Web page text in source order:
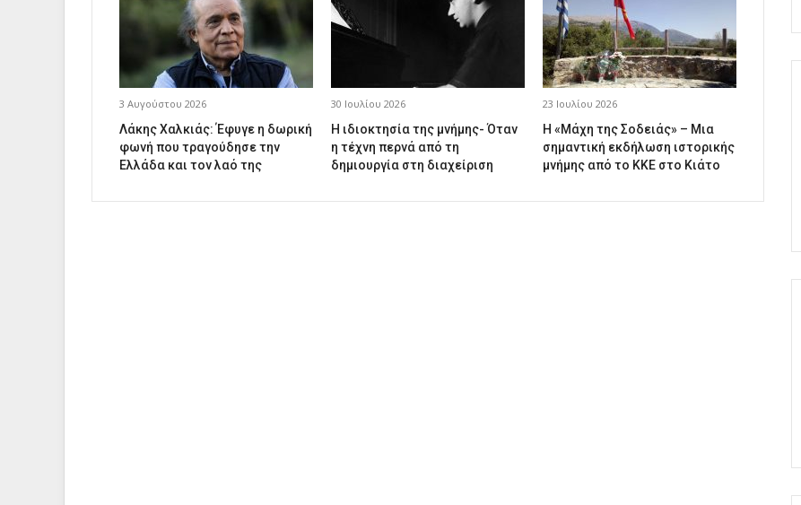
3 Αυγούστου 2026
Λάκης Χαλκιάς: Έφυγε η δωρική
φωνή που τραγούδησε την
Ελλάδα και τον λαό της
30 Ιουλίου 2026
Η ιδιοκτησία της μνήμης- Όταν
η τέχνη περνά από τη
δημιουργία στη διαχείριση
23 Ιουλίου 2026
Η «Μάχη της Σοδειάς» – Μια
σημαντική εκδήλωση ιστορικής
μνήμης από το ΚΚΕ στο Κιάτο